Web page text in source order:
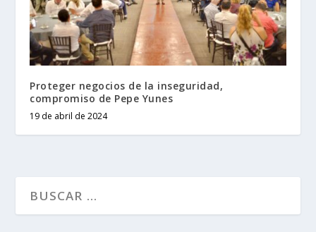
Proteger negocios de la inseguridad,
compromiso de Pepe Yunes
19 de abril de 2024